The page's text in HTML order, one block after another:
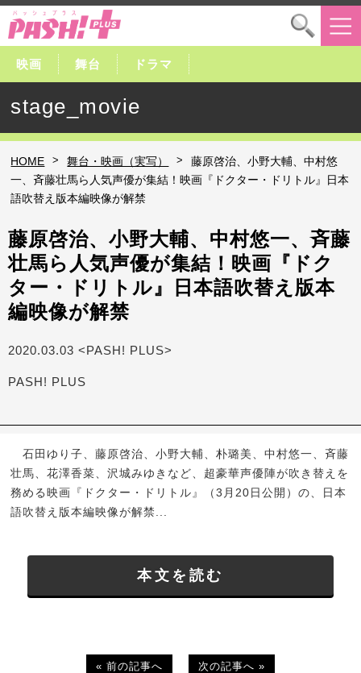
映画 舞台 ドラマ
stage_movie
HOME > 舞台・映画（実写） >
藤原啓治、小野大輔、中村悠
一、斉藤壮馬ら人気声優が集結！映画『ドクター・ドリトル』日本
語吹替え版本編映像が解禁
藤原啓治、小野大輔、中村悠一、斉藤
壮馬ら人気声優が集結！映画『ドク
ター・ドリトル』日本語吹替え版本
編映像が解禁
2020.03.03 <PASH! PLUS>
PASH! PLUS
石田ゆり子、藤原啓治、小野大輔、朴璐美、中村悠一、斉藤
壮馬、花澤香菜、沢城みゆきなど、超豪華声優陣が吹き替えを
務める映画『ドクター・ドリトル』（3月20日公開）の、日本
語吹替え版本編映像が解禁...
本文を読む
« 前の記事へ 次の記事へ »